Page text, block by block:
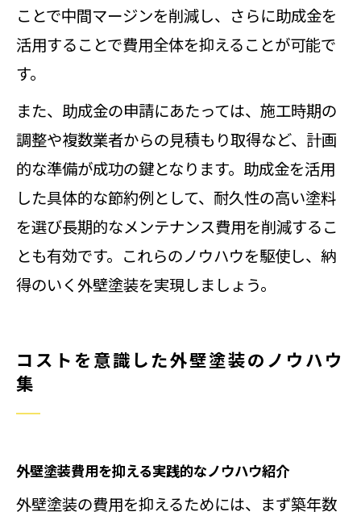
ことで中間マージンを削減し、さらに助成金を
活用することで費用全体を抑えることが可能で
す。
また、助成金の申請にあたっては、施工時期の
調整や複数業者からの見積もり取得など、計画
的な準備が成功の鍵となります。助成金を活用
した具体的な節約例として、耐久性の高い塗料
を選び長期的なメンテナンス費用を削減するこ
とも有効です。これらのノウハウを駆使し、納
得のいく外壁塗装を実現しましょう。
コストを意識した外壁塗装のノウハウ
集
外壁塗装費用を抑える実践的なノウハウ紹介
外壁塗装の費用を抑えるためには、まず築年数